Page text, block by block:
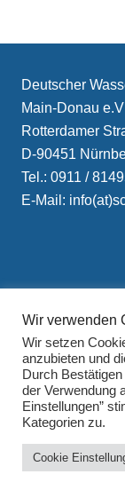
Deutscher
Main-Donau e.V
Rotterdamer
D-90451
Tel.: 0911 /
E-Mail:
Impressum
Wir verwenden
Wir setzen
anzubieten und
Durch
der Verwendung
Einstellungen”
Kategorien zu.
Cookie